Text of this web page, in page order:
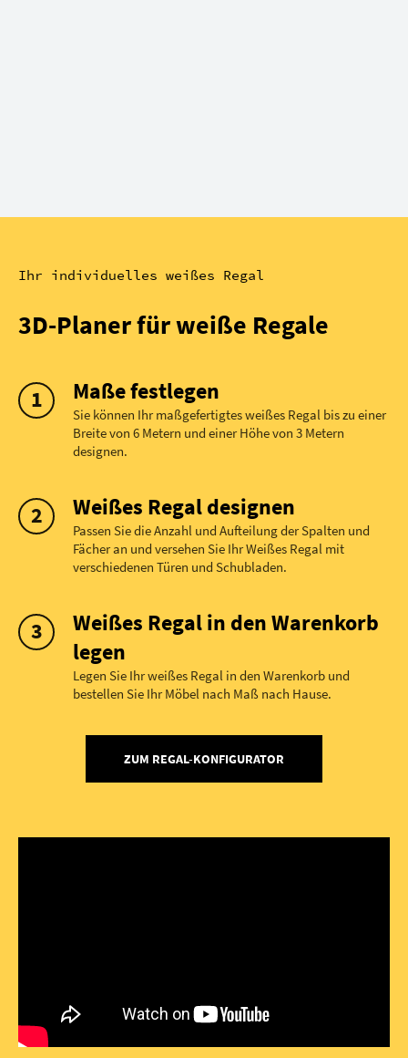
Ihr individuelles weißes Regal
3D-Planer für weiße Regale
Maße festlegen
Sie können Ihr maßgefertigtes weißes Regal bis zu einer
Breite von 6 Metern und einer Höhe von 3 Metern
designen.
Weißes Regal designen
Passen Sie die Anzahl und Aufteilung der Spalten und
Fächer an und versehen Sie Ihr Weißes Regal mit
verschiedenen Türen und Schubladen.
Weißes Regal in den Warenkorb
legen
Legen Sie Ihr weißes Regal in den Warenkorb und
bestellen Sie Ihr Möbel nach Maß nach Hause.
ZUM REGAL-KONFIGURATOR